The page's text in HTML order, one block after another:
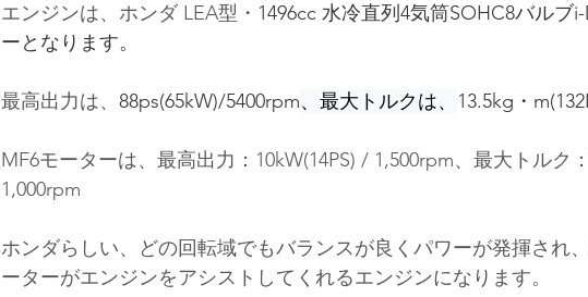
エンジンは、ホンダ LEA型・ 1496cc 水冷直列4気筒SOHC8バルブ
ーとなります。
最高出力は、 88ps(65kW)/5400rpm、最大トルクは、 13.5kg・
MF6モーターは、最高出力：10kW(14PS) / 1,500rpm、最大トルク
1,000rpm
ホンダらしい、どの回転域でもバランスが良くパワーが発揮され
ーターがエンジンをアシストしてくれるエンジンになります。